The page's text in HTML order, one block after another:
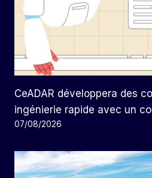
CeADAR développera des
ingénierie rapide avec un
07/08/2026